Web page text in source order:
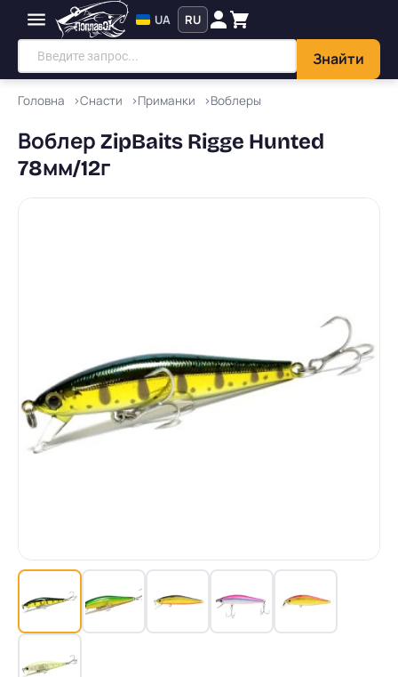
Знайти
UA RU
Головна Снасти Приманки Воблеры
Воблер ZipBaits Rigge Hunted
78мм/12г